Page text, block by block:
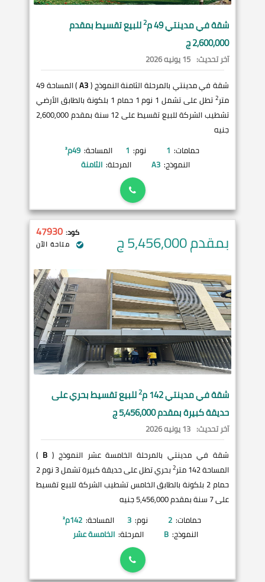
شقة فيمدينتي49 م 2للبيع تقسيط بمقدم
2,600,000 ج
آخر تحديث: 15 يونيه 2026
شقة في مدينتي بالمرحلة الثامنة النموذج (A3
) المساحة 49
متر2
تطل على تشمل 1 نوم 1 حمام 1 بلكونة بالطابق الأرضي
تشطيب الشركة للبيع تقسيط على 12 سنة بمقدم 2,600,000
جنيه
حمامات: 1 نوم: 1 المساحة: 49م²
النموذج: A3 المرحلة: الثامنة
بمقدم 5,456,000 ج كود: 47930
متاحة الآن
شقة فيمدينتي 2للبيع تقسيط بحري على
حديقة كبيرة بمقدم 5,456,000 ج
آخر تحديث: 13 يونيه 2026
شقة في مدينتي بالمرحلة الخامسة عشر النموذج (B
)
المساحة 142 متر
2
بحري تطل على حديقة كبيرة تشمل 3 نوم 2
حمام 2 بلكونة بالطابق الخامس تشطيب الشركة للبيع تقسيط
على 7 سنة بمقدم 5,456,000 جنيه
حمامات: 2 نوم: 3 المساحة: 142م²
النموذج: B المرحلة: الخامسة عشر